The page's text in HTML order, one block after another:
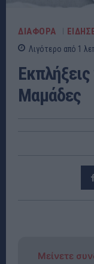
ΔΙΑΦΟΡΑ
Λιγότερο από 1
Μαμάδες
Μείνετε